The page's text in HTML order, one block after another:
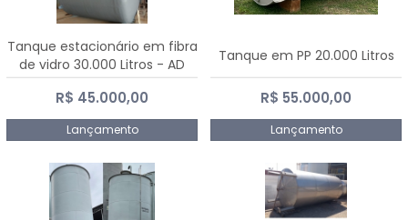
Tanque estacionário em fibra
de vidro 30.000 Litros - AD
Fibras
R$ 45.000,00
Lançamento
Tanque em PP 20.000 Litros
R$ 55.000,00
Lançamento